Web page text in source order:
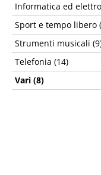
Informatica ed
Sport e tempo libero
Strumenti musicali
Telefonia (14)
Vari (8)